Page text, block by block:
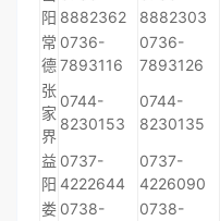
阳 8882362
8882303
常
德
0736-
7893116
0736-
7893126
张
家
界
0744-
8230153
0744-
8230135
益
阳
0737-
4222644
0737-
4226090
娄 0738-
0738-